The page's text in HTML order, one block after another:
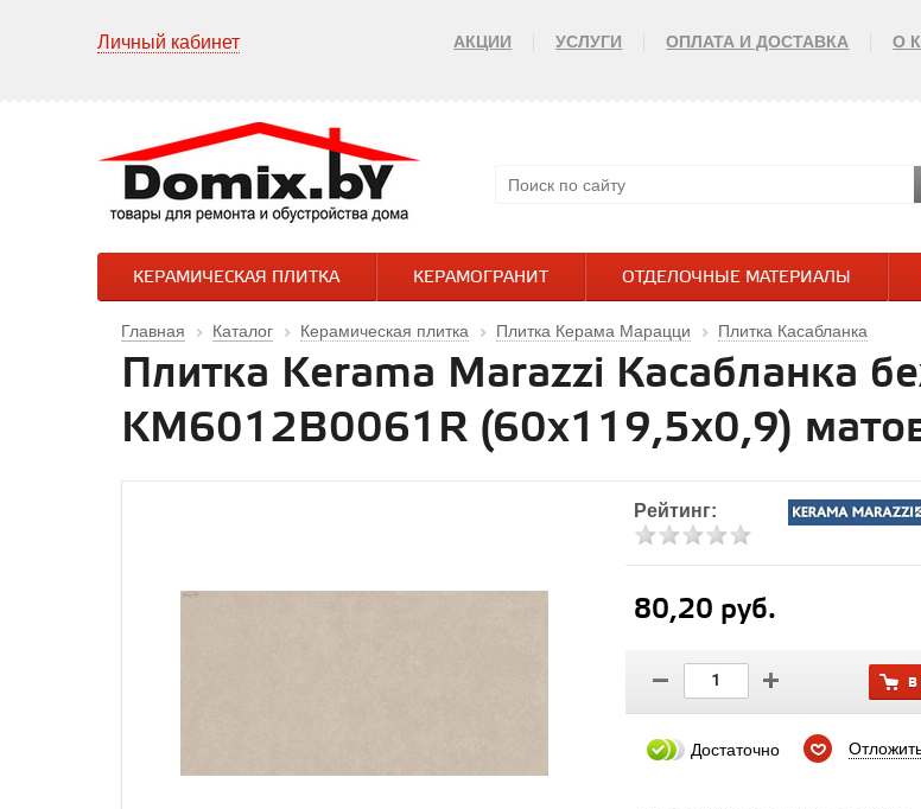
Личный кабинет АКЦИИ УСЛУГИ ОПЛАТА И ДОСТАВКА О
КЕРАМИЧЕСКАЯ ПЛИТКА КЕРАМОГРАНИТ ОТДЕЛОЧНЫЕ МАТЕРИАЛЫ
Главная Каталог Керамическая плитка Плитка Керама Марацци Плитка Касабланка
Плитка Kerama Marazzi Касабланка
KM6012B0061R (60х119,5х0,9)
Рейтинг:
80,20 руб.
В
Достаточно